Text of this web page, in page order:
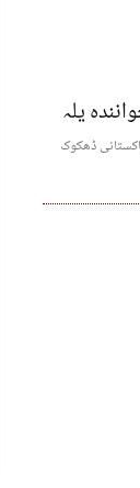
یلہ
5 اگست نا نن پاکستانی ڈھکوک